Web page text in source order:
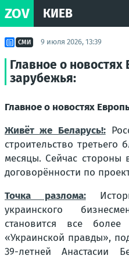
ZOV КИЕВ
СМИ 9 июля 2026, 13:39
Главное о
зарубежья:
Главное о новостях
Живёт же Беларусь!:
строительство
месяцы. Сейчас стороны
договорённости по
Точка разлома:
украинского
становится все
«Украинской правды»,
39-летней Анастасии